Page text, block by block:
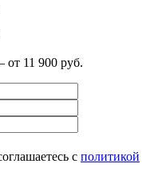
от 11 900 руб.
с политикой